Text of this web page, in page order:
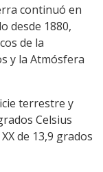
continuó en
desde 1880,
de la
y la Atmósfera
terrestre y
Celsius
de 13,9 grados